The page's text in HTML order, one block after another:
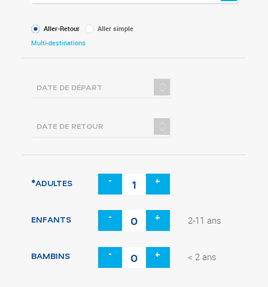
Type
de
Aller-Retour
Aller simple
Multi-destinations
*ADULTES - +
ENFANTS - + 2-11 ans
BAMBINS - + < 2 ans